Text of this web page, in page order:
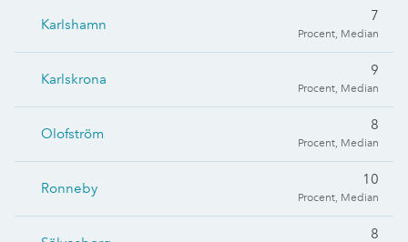
Karlshamn
7
Procent, Median
Karlskrona
9
Procent, Median
Olofström
8
Procent, Median
Ronneby
10
Procent, Median
8